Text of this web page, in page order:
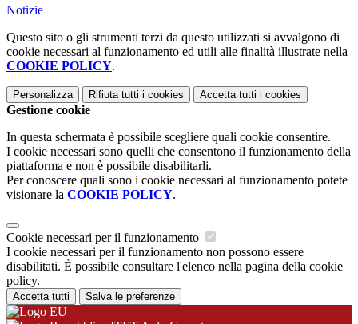
Notizie
Questo sito o gli strumenti terzi da questo utilizzati si avvalgono di
cookie necessari al funzionamento ed utili alle finalità illustrate nella
COOKIE POLICY.
Personalizza Rifiuta tutti i cookies Accetta tutti i cookies
Gestione cookie
In questa schermata è possibile scegliere quali cookie consentire.
I cookie necessari sono quelli che consentono il funzionamento della
piattaforma e non è possibile disabilitarli.
Per conoscere quali sono i cookie necessari al funzionamento potete
visionare la COOKIE POLICY.
Cookie necessari per il funzionamento
I cookie necessari per il funzionamento non possono essere
disabilitati. È possibile consultare l'elenco nella pagina della cookie
policy.
Accetta tutti Salva le preferenze